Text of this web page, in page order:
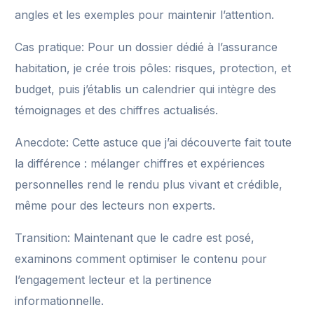
angles et les exemples pour maintenir l’attention.
Cas pratique: Pour un dossier dédié à l’assurance
habitation, je crée trois pôles: risques, protection, et
budget, puis j’établis un calendrier qui intègre des
témoignages et des chiffres actualisés.
Anecdote: Cette astuce que j’ai découverte fait toute
la différence : mélanger chiffres et expériences
personnelles rend le rendu plus vivant et crédible,
même pour des lecteurs non experts.
Transition: Maintenant que le cadre est posé,
examinons comment optimiser le contenu pour
l’engagement lecteur et la pertinence
informationnelle.